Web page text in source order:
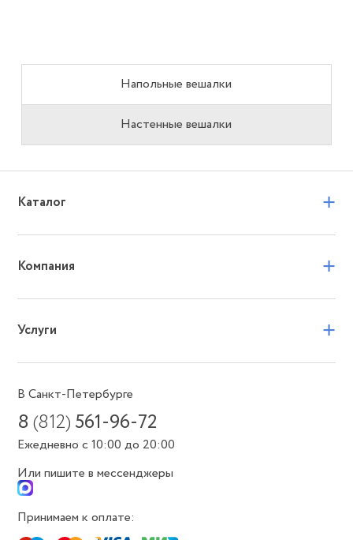
Напольные вешалки
Настенные вешалки
Каталог +
Компания +
Услуги +
В Санкт-Петербурге
8(812) 561-96-72
Ежедневно с 10:00 до 20:00
Или пишите в мессенджеры
Принимаем к оплате: